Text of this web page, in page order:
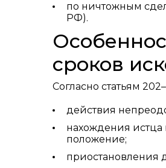
по ничтожным
РФ).
сроков
Согласно статьям
действия
нахождения истца
положение;
приостановления